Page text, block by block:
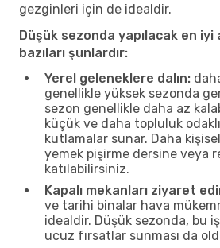
gezginleri için de idealdir.
Düşük sezonda yapılacak en
bazıları şunlardır:
Yerel geleneklere dalın:
genellikle yüksek sezonda
sezon genellikle daha az
küçük ve daha topluluk
kutlamalar sunar. Daha
yemek pişirme dersine veya
katılabilirsiniz.
Kapalı mekanları ziyaret
ve tarihi binalar hava
idealdir. Düşük sezonda, bu
ucuz fırsatlar sunması da